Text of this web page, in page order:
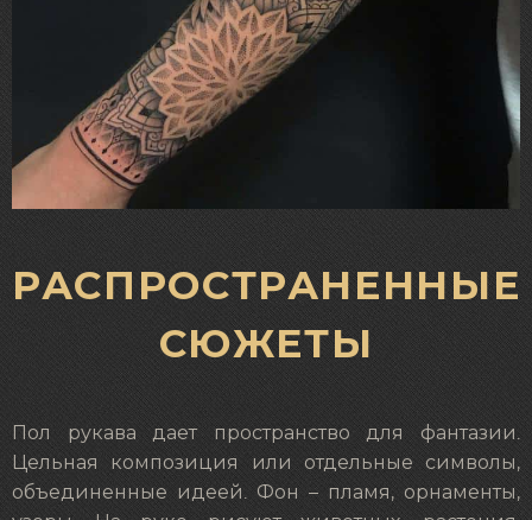
РАСПРОСТРАНЕННЫЕ
СЮЖЕТЫ
Пол рукава дает пространство для фантазии.
Цельная композиция или отдельные символы,
объединенные идеей. Фон – пламя, орнаменты,